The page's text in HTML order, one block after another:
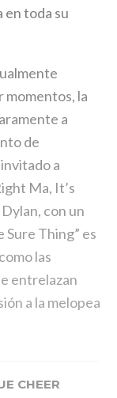
en toda su
momentos, la
a
de
a
Ma, It’s
con un
Sure Thing” es
las
entrelazan
a la melopea
CHEER